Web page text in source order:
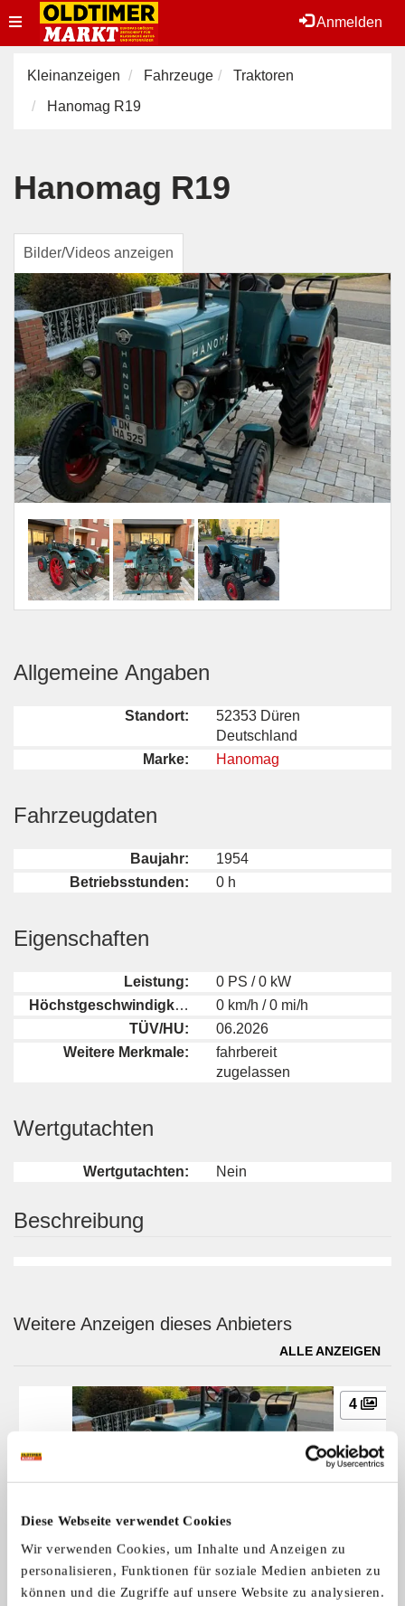
Diese Webseite verwendet Cookies
Wir verwenden Cookies, um Inhalte und Anzeigen zu
personalisieren, Funktionen für soziale Medien anbieten zu
können und die Zugriffe auf unsere Website zu analysieren.
Anmelden
Toggle
navigation
Kleinanzeigen Fahrzeuge
Traktoren
Hanomag R19
Hanomag R19
Bilder/Videos anzeigen
Allgemeine Angaben
Standort:
52353 Düren
Deutschland
Marke:
Hanomag
Fahrzeugdaten
Baujahr:
1954
Betriebsstunden:
0 h
Eigenschaften
Leistung:
0 PS / 0 kW
Höchstgeschwindigkeit:
0 km/h / 0 mi/h
TÜV/HU:
06.2026
Weitere Merkmale:
fahrbereit
zugelassen
Wertgutachten
Wertgutachten: Nein
Beschreibung
Weitere Anzeigen dieses Anbieters
ALLE ANZEIGEN
4
Hanomag R19
6.500,- €